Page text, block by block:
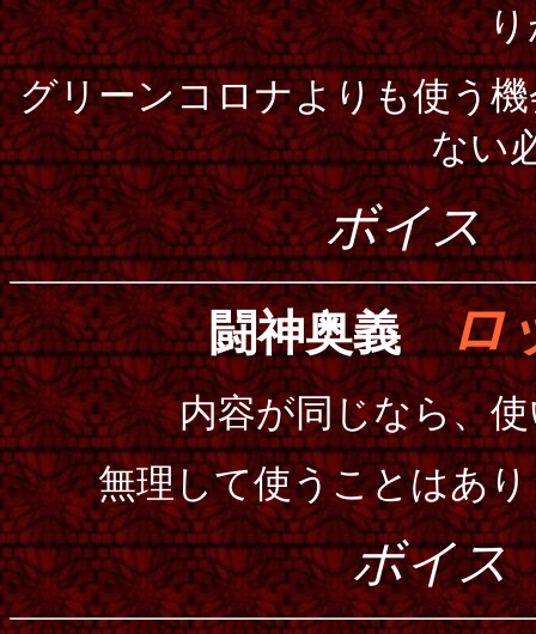
り
グリーンコロナよりも使う
ない
ボイス
闘神奥義ロ
内容が同じなら、
無理して使うことはあ
ボイス